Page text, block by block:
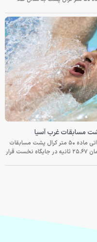
هومر عباسی، شناگر تیم ملی ایران، در دور مقدماتی ماده ۵۰ متر کرال پشت مسابقات